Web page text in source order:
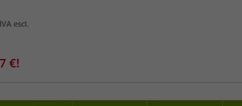
IVA escl.
€!